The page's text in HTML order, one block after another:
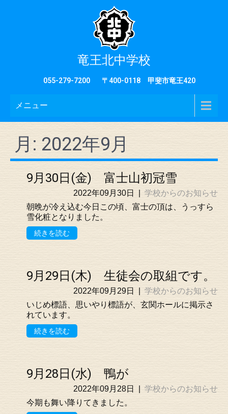
竜王北中学校
055-279-7200 〒400-0118 甲斐市竜王420
メニュー
月: 2022年9月
9月30日(金) 富士山初冠雪
2022年09月30日
学校からのお知らせ
朝晩が冷え込む今日この頃、富士の頂は、うっすら
雪化粧となりました。
続きを読む
9月29日(木) 生徒会の取組です。
2022年09月29日
学校からのお知らせ
いじめ標語、思いやり標語が、玄関ホールに掲示さ
れています。
続きを読む
9月28日(水) 鴨が
2022年09月28日
学校からのお知らせ
今期も舞い降りてきました。